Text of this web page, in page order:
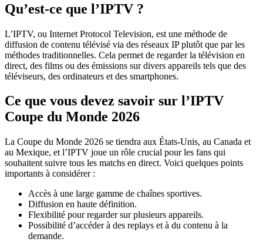
Qu’est-ce que l’IPTV ?
L’IPTV, ou Internet Protocol Television, est une méthode de
diffusion de contenu télévisé via des réseaux IP plutôt que par les
méthodes traditionnelles. Cela permet de regarder la télévision en
direct, des films ou des émissions sur divers appareils tels que des
téléviseurs, des ordinateurs et des smartphones.
Ce que vous devez savoir sur l’IPTV
Coupe du Monde 2026
La Coupe du Monde 2026 se tiendra aux États-Unis, au Canada et
au Mexique, et l’IPTV joue un rôle crucial pour les fans qui
souhaitent suivre tous les matchs en direct. Voici quelques points
importants à considérer :
Accès à une large gamme de chaînes sportives.
Diffusion en haute définition.
Flexibilité pour regarder sur plusieurs appareils.
Possibilité d’accéder à des replays et à du contenu à la
demande.